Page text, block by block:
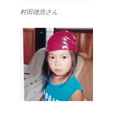
村田雄浩さん